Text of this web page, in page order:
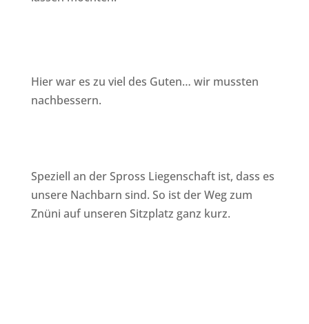
Hier war es zu viel des Guten… wir mussten
nachbessern.
Speziell an der Spross Liegenschaft ist, dass es
unsere Nachbarn sind. So ist der Weg zum
Znüni auf unseren Sitzplatz ganz kurz.